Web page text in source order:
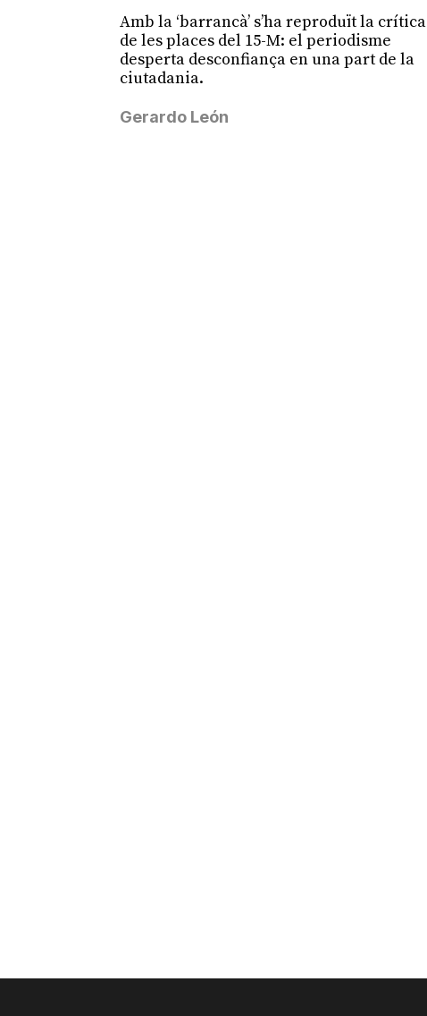
Amb la ‘barrancà’ s’ha reproduït la crítica
de les places del 15-M: el periodisme
desperta desconfiança en una part de la
ciutadania.
Gerardo León